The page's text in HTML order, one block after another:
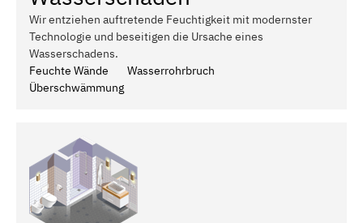
Wir entziehen auftretende Feuchtigkeit mit modernster
Technologie und beseitigen die Ursache eines
Wasserschadens.
Feuchte Wände
Wasserrohrbruch
Überschwämmung